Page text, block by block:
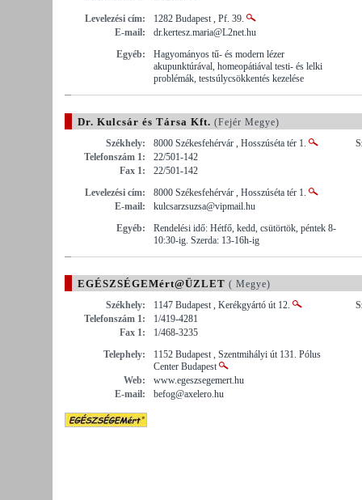
Levelezési cím:
1282 Budapest , Pf. 39.
E-mail:
dr.kertesz.maria@L2net.hu
Egyéb:
Hagyományos tű- és modern lézer
akupunktúrával, homeopátiával testi- és lelki
problémák, testsúlycsökkentés kezelése
Dr. Kulcsár és Társa Kft. (Fejér Megye)
Székhely:
8000 Székesfehérvár , Hosszúséta tér 1.
Telefonszám 1:
22/501-142
Fax 1:
22/501-142
Levelezési cím:
8000 Székesfehérvár , Hosszúséta tér 1.
E-mail:
kulcsarzsuzsa@vipmail.hu
Egyéb:
Rendelési idő: Hétfő, kedd, csütörtök, péntek 8-
10:30-ig. Szerda: 13-16h-ig
EGÉSZSÉGEMért@ÜZLET ( Megye)
Székhely:
1147 Budapest , Kerékgyártó út 12.
Telefonszám 1:
1/419-4281
Fax 1:
1/468-3235
Telephely:
1152 Budapest , Szentmihályi út 131. Pólus
Center Budapest
Web:
www.egeszsegemert.hu
E-mail:
befog@axelero.hu